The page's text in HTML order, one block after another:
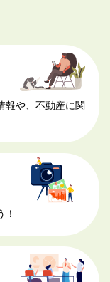
報や、不動産に関